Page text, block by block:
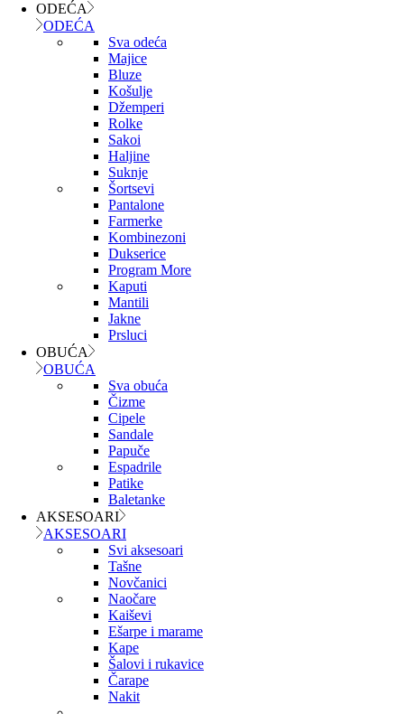
ODEĆA
ODEĆA
Sva odeća
Majice
Bluze
Košulje
Džemperi
Rolke
Sakoi
Haljine
Suknje
Šortsevi
Pantalone
Farmerke
Kombinezoni
Dukserice
Program More
Kaputi
Mantili
Jakne
Prsluci
OBUĆA
OBUĆA
Sva obuća
Čizme
Cipele
Sandale
Papuče
Espadrile
Patike
Baletanke
AKSESOARI
AKSESOARI
Svi aksesoari
Tašne
Novčanici
Naočare
Kaiševi
Ešarpe i marame
Kape
Šalovi i rukavice
Čarape
Nakit